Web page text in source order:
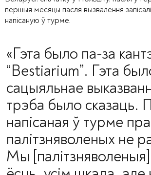
першыя месяцы пасля вызвалення
напісаную ў турме.
«Гэта было па-за
“Bestiarium”. Гэта
сацыяльнае
трэба было сказаць.
напісаная ў турме
палітзняволеных не
Мы